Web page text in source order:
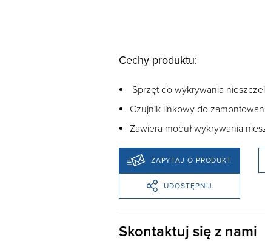
Cechy produktu:
Sprzęt do wykrywania
Czujnik linkowy do
Zawiera moduł wykrywania
ZAPYTAJ O PRODUKT
UDOSTĘPNIJ
Skontaktuj się z nami